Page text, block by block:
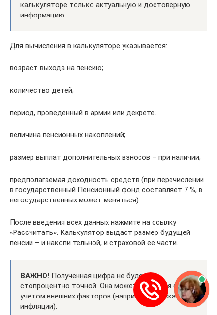
калькуляторе только актуальную и достоверную
информацию.
Для вычисления в калькуляторе указывается:
возраст выхода на пенсию;
количество детей;
период, проведенный в армии или декрете;
величина пенсионных накоплений;
размер выплат дополнительных взносов – при наличии;
предполагаемая доходность средств (при перечислении
в государственный Пенсионный фонд составляет 7 %, в
негосударственных может меняться).
После введения всех данных нажмите на ссылку
«Рассчитать». Калькулятор выдаст размер будущей
пенсии – и накопи тельной, и страховой ее части.
ВАЖНО! Полученная цифра не будет
стопроцентно точной. Она может меняться с
учетом внешних факторов (например, при скачке
инфляции).